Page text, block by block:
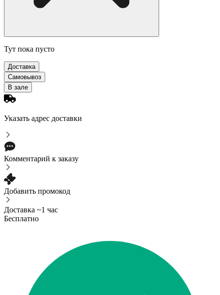
Тут пока пусто
Доставка
Самовывоз
В зале
Указать адрес доставки
Комментарий к заказу
Добавить промокод
Доставка ~1 час
Бесплатно